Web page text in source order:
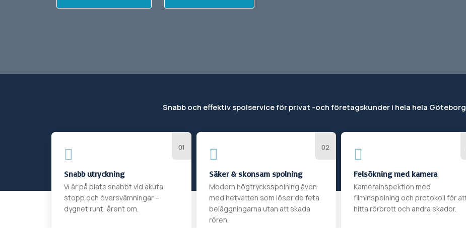
Snabb och effektiv spolservice för privat -och företagskunder i hela hela

Snabb utryckning
Vi är på plats snabbt vid akuta
stopp och översvämningar –
dygnet runt, årent om.

Säker & skonsam spolning
Modern högtrycksspolning även
med hetvatten som löser de feta
beläggningarna utan att skada
rören.

Felsökning med kamera
Kamerainspektion med
filminspelning och protokoll för
hitta rörbrott och andra skador.